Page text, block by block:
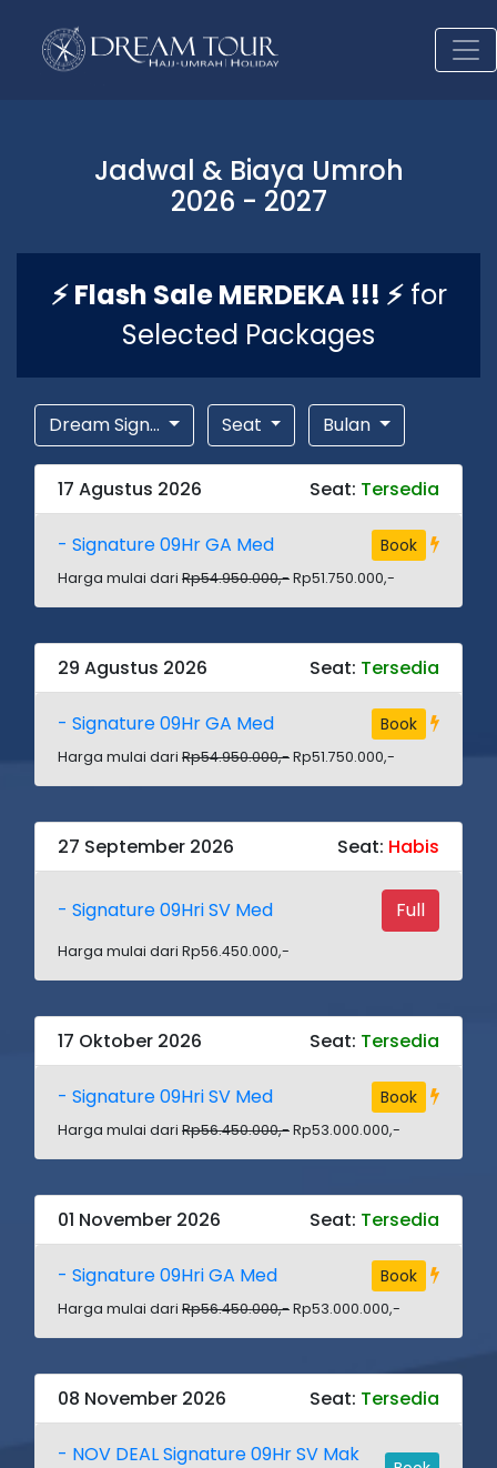
Jadwal & Biaya Umroh
2026 - 2027
⚡ Flash Sale MERDEKA !!! ⚡for
Selected Packages
Dream Sign... Seat Bulan
17 Agustus 2026 Seat: Tersedia
- Signature 09Hr GA Med Book
Harga mulai dari Rp54.950.000,-Rp51.750.000,-
29 Agustus 2026 Seat: Tersedia
- Signature 09Hr GA Med Book
Harga mulai dari Rp54.950.000,-Rp51.750.000,-
27 September 2026 Seat: Habis
- Signature 09Hri SV Med Full
Harga mulai dari Rp56.450.000,-
17 Oktober 2026 Seat: Tersedia
- Signature 09Hri SV Med Book
Harga mulai dari Rp56.450.000,-Rp53.000.000,-
01 November 2026 Seat: Tersedia
- Signature 09Hri GA Med Book
Harga mulai dari Rp56.450.000,-Rp53.000.000,-
08 November 2026 Seat: Tersedia
- NOV DEAL Signature 09Hr SV Mak